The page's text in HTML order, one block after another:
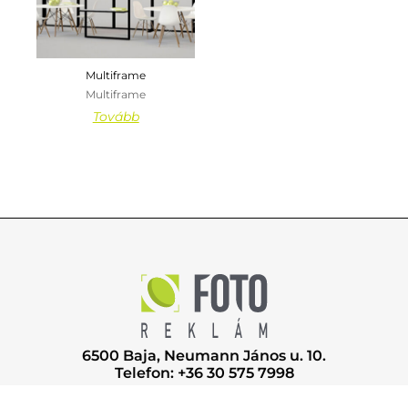
Multiframe
Multiframe
Tovább
6500 Baja, Neumann János u. 10.
Telefon: +36 30 575 7998